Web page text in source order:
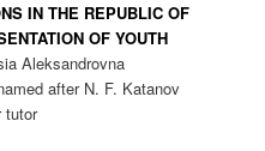
IN THE REPUBLIC OF
OF YOUTH
Aleksandrovna
after N. F. Katanov
tutor